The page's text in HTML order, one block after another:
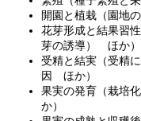
開園と植栽（園地
花芽形成と結果習
芽の誘導） ほか）
受精と結実（受精
因 ほか）
果実の発育（栽培
か）